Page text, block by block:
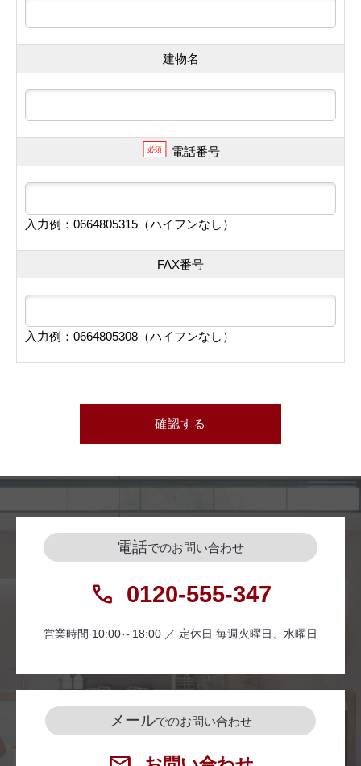
建物名
必須 電話番号
入力例：0664805315（ハイフンなし）
FAX番号
入力例：0664805308（ハイフンなし）
確認する
電話でのお問い合わせ
0120-555-347
営業時間 10:00～18:00 ／ 定休日 毎週火曜日、水曜日
メールでのお問い合わせ